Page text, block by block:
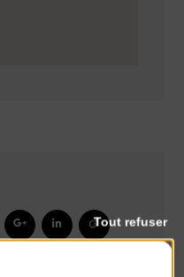
Tout refuser